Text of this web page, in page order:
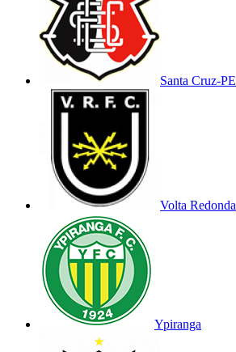
Santa Cruz-PE
Volta Redonda
Ypiranga